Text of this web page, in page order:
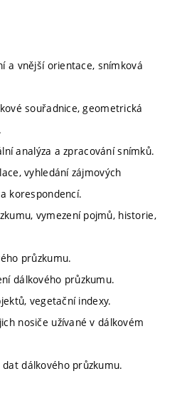
a vnější orientace, snímková
souřadnice, geometrická
analýza a zpracování snímků.
vyhledání zájmových
korespondencí.
vymezení pojmů, historie,
průzkumu.
dálkového průzkumu.
vegetační indexy.
nosiče užívané v dálkovém
dálkového průzkumu.